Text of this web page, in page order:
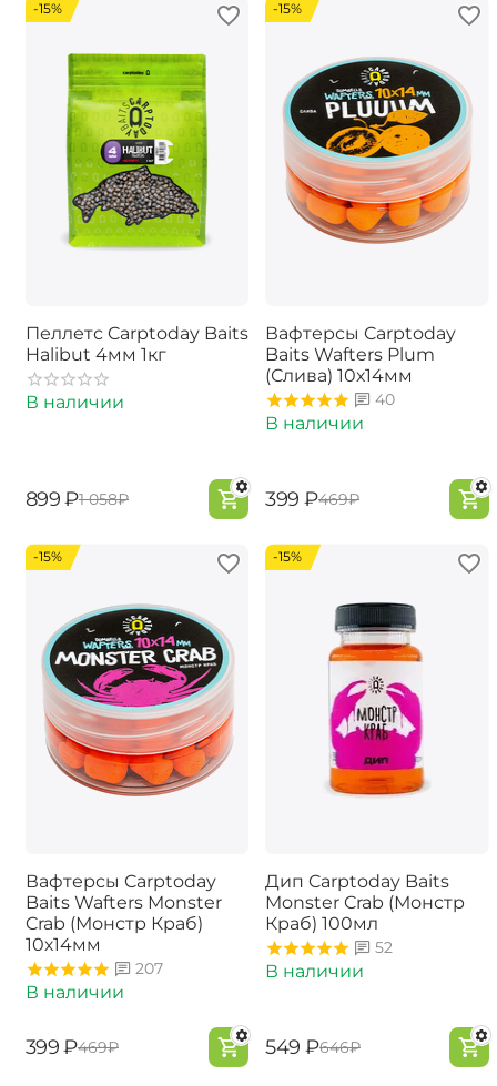
-15%
Пеллетс Carptoday Baits
Halibut 4мм 1кг
В наличии
‍899‍ ₽‍1 058‍₽
-15%
Вафтерсы Carptoday
Baits Wafters Plum
(Слива) 10х14мм
40
В наличии
‍399‍ ₽‍469‍₽
-15%
Вафтерсы Carptoday
Baits Wafters Monster
Crab (Монстр Краб)
10х14мм
207
В наличии
‍399‍ ₽‍469‍₽
-15%
Дип Carptoday Baits
Monster Crab (Монстр
Краб) 100мл
52
В наличии
‍549‍ ₽‍646‍₽